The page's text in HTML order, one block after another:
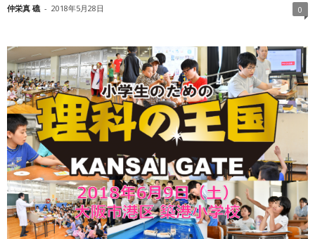
仲栄真 礁 - 2018年5月28日 0